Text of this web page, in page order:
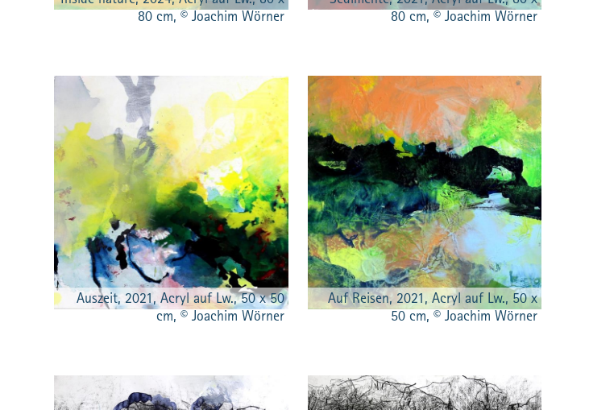
80 cm, © Joachim Wörner
80 cm, © Joachim Wörner
Auszeit, 2021, Acryl auf Lw., 50 x 50
cm, © Joachim Wörner
Auf Reisen, 2021, Acryl auf Lw., 50 x
50 cm, © Joachim Wörner